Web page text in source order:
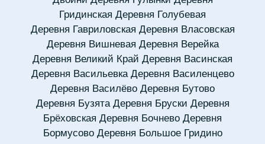
Гридинская Деревня Голубевая
Деревня Гавриловская Деревня Власовская
Деревня Вишневая Деревня Верейка
Деревня Великий Край Деревня Васинская
Деревня Васильевка Деревня Василенцево
Деревня Василёво Деревня Бутово
Деревня Бузята Деревня Бруски Деревня
Брёховская Деревня Бочнево Деревня
Бормусово Деревня Большое Гридино